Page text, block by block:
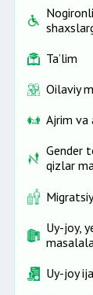
Ta’lim
Oilaviy
Ajrim va
Gender
qizlar
Uy-joy,
Uy-joy